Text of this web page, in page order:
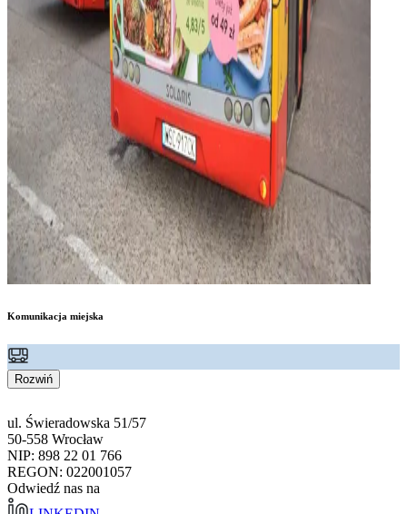
Komunikacja miejska
Rozwiń
ul. Świeradowska 51/57
50-558 Wrocław
NIP: 898 22 01 766
REGON: 022001057
Odwiedź nas na